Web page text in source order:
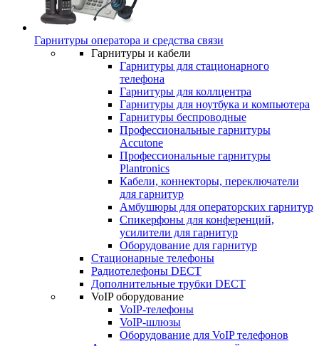
Гарнитуры оператора и средства связи
Гарнитуры и кабели
Гарнитуры для стационарного
телефона
Гарнитуры для коллцентра
Гарнитуры для ноутбука и компьютера
Гарнитуры беспроводные
Профессиональные гарнитуры
Accutone
Профессиональные гарнитуры
Plantronics
Кабели, коннекторы, переключатели
для гарнитур
Амбушюры для операторских гарнитур
Cпикерфоны для конференций,
усилители для гарнитур
Оборудование для гарнитур
Стационарные телефоны
Радиотелефоны DECT
Дополнительные трубки DECT
VoIP оборудование
VoIP-телефоны
VoIP-шлюзы
Оборудование для VoIP телефонов